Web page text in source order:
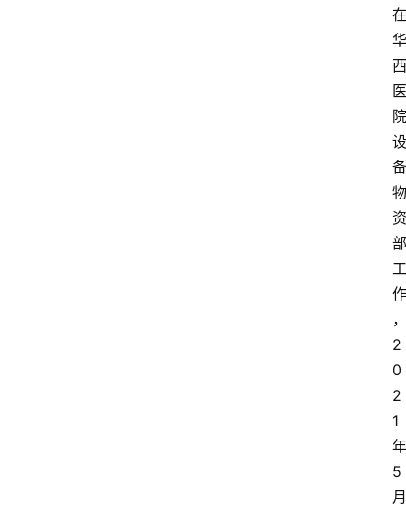
在
华
西
医
院
设
备
物
资
部
工
作
，
2
0
2
1
年
5
月